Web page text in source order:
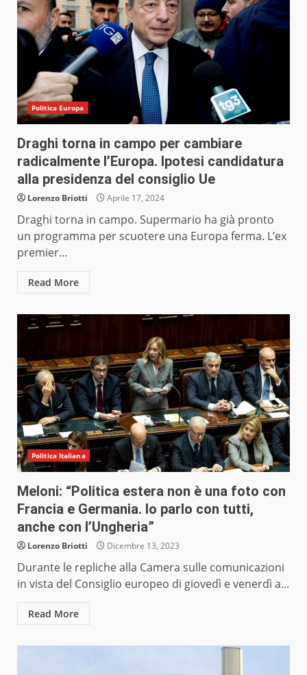
Politica Europa
Draghi torna in campo per cambiare
radicalmente l’Europa. Ipotesi candidatura
alla presidenza del consiglio Ue
Lorenzo Briotti Aprile 17, 2024
Draghi torna in campo. Supermario ha già pronto
un programma per scuotere una Europa ferma. L’ex
premier...
Read More
Politica Italiana
Meloni: “Politica estera non è una foto con
Francia e Germania. Io parlo con tutti,
anche con l’Ungheria”
Lorenzo Briotti Dicembre 13, 2023
Durante le repliche alla Camera sulle comunicazioni
in vista del Consiglio europeo di giovedì e venerdì a...
Read More